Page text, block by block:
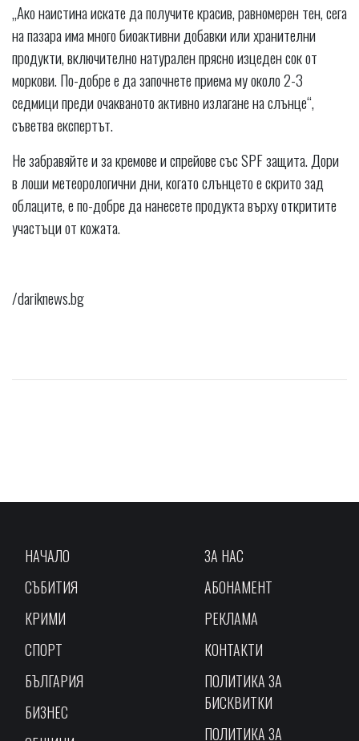
„Ако наистина искате да получите красив, равномерен тен, сега
на пазара има много биоактивни добавки или хранителни
продукти, включително натурален прясно изцеден сок от
моркови. По-добре е да започнете приема му около 2-3
седмици преди очакваното активно излагане на слънце“,
съветва експертът.
Не забравяйте и за кремове и спрейове със SPF защита. Дори
в лоши метеорологични дни, когато слънцето е скрито зад
облаците, е по-добре да нанесете продукта върху откритите
участъци от кожата.
/dariknews.bg
НАЧАЛО
СЪБИТИЯ
КРИМИ
СПОРТ
БЪЛГАРИЯ
БИЗНЕС
ЗА НАС
АБОНАМЕНТ
РЕКЛАМА
КОНТАКТИ
ПОЛИТИКА ЗА
БИСКВИТКИ
ПОЛИТИКА ЗА